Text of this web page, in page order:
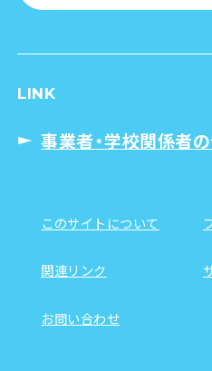
LINK
事業者・学校関係者
このサイトについて
関連リンク
お問い合わせ